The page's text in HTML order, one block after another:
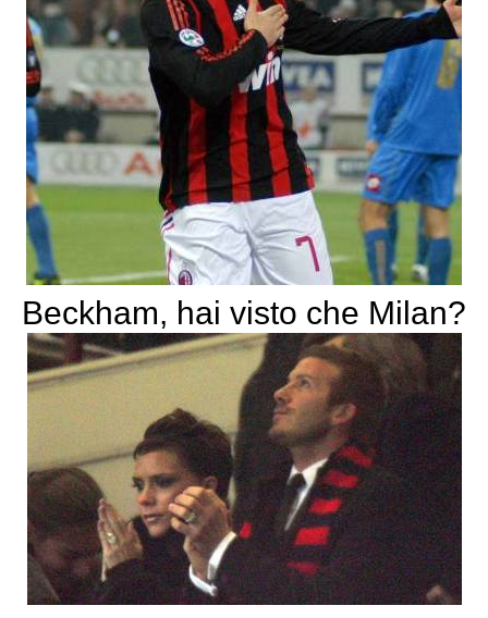
Beckham, hai visto che Milan?